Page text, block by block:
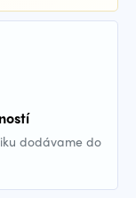
dodávame do